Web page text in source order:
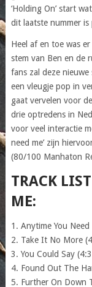
‘Holding On’ start
dit laatste nummer
Heel af en toe was
stem van Ben en de
fans zal deze
een vleugje pop in
gaat vervelen voor
drie optredens in
voor veel interactie
need me’ zijn
(80/100 Manhaton
TRACK
ME:
1. Anytime You
2. Take It No More
3. You Could Say
4. Found Out The
5. Further On Down